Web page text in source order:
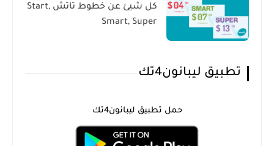
كل شيئ عن خطوط تاتش Start,
Smart, Super
تطبيق ليبانون4تك
حمل تطبيق ليبانون4تك